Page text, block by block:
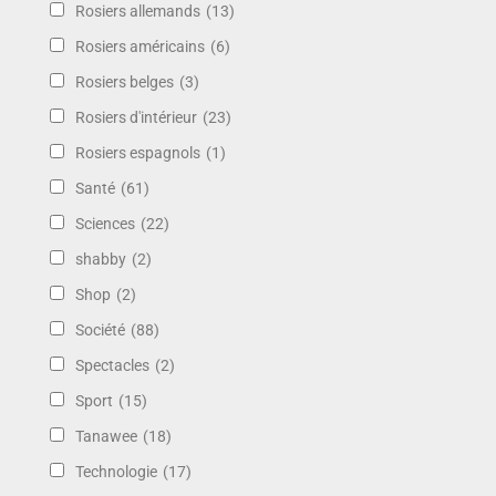
Rosiers allemands (13)
Rosiers américains (6)
Rosiers belges (3)
Rosiers d'intérieur (23)
Rosiers espagnols (1)
Santé (61)
Sciences (22)
shabby (2)
Shop (2)
Société (88)
Spectacles (2)
Sport (15)
Tanawee (18)
Technologie (17)